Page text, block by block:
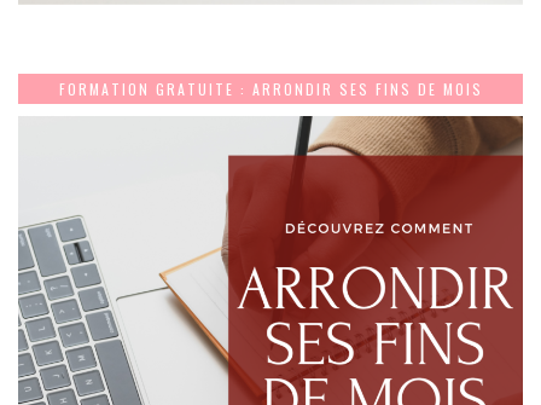
FORMATION GRATUITE : ARRONDIR SES FINS DE MOIS